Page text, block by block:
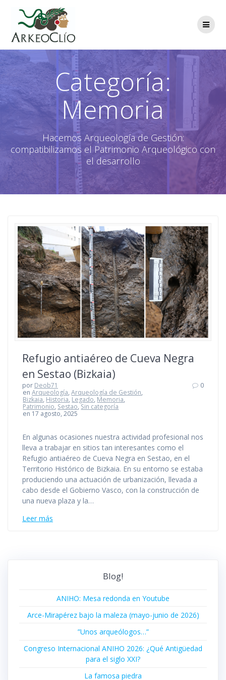
Categoría:
Memoria
Hacemos Arqueología de Gestión:
compatibilizamos el Patrimonio Arqueológico con
el desarrollo
Refugio antiaéreo de Cueva Negra
en Sestao (Bizkaia)
por Deob71
enArqueología,Arqueología de Gestión,
Bizkaia, Historia, Legado, Memoria,
Patrimonio, Sestao, Sin categoría
en 17 agosto, 2025
0
En algunas ocasiones nuestra actividad profesional nos
lleva a trabajar en sitios tan interesantes como el
Refugio antiaéreo de Cueva Negra en Sestao, en el
Territorio Histórico de Bizkaia. En su entorno se estaba
produciendo una actuación de urbanización, llevada a
cabo desde el Gobierno Vasco, con la construcción de
una nueva plaza y la…
Leer más
Blog!
ANIHO: Mesa redonda en Youtube
Arce-Mirapérez bajo la maleza (mayo-junio de 2026)
”Unos arqueólogos…”
Congreso Internacional ANIHO 2026: ¿Qué Antigüedad
para el siglo XXI?
La famosa piedra